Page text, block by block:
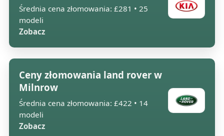
Średnia cena złomowania: £281 • 25
modeli
Zobacz
Ceny złomowania land rover w
Milnrow
Średnia cena złomowania: £422 • 14
modeli
Zobacz